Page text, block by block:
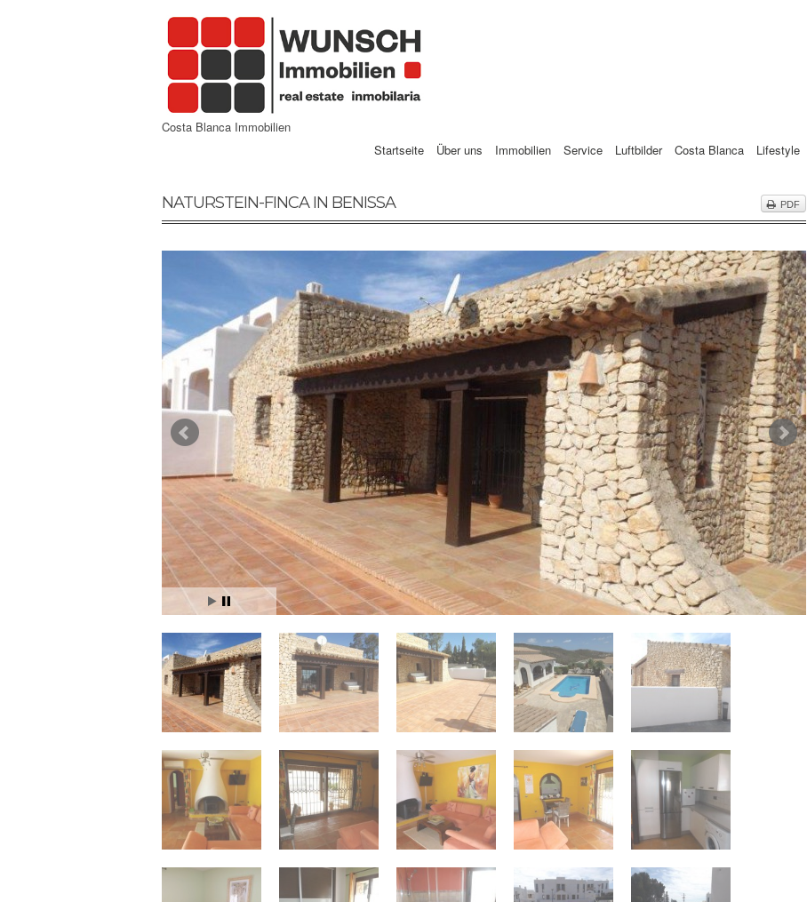
Costa Blanca Immobilien
Startseite
Über uns Immobilien Service Luftbilder Costa Blanca Lifestyle
NATURSTEIN-FINCA IN BENISSA PDF